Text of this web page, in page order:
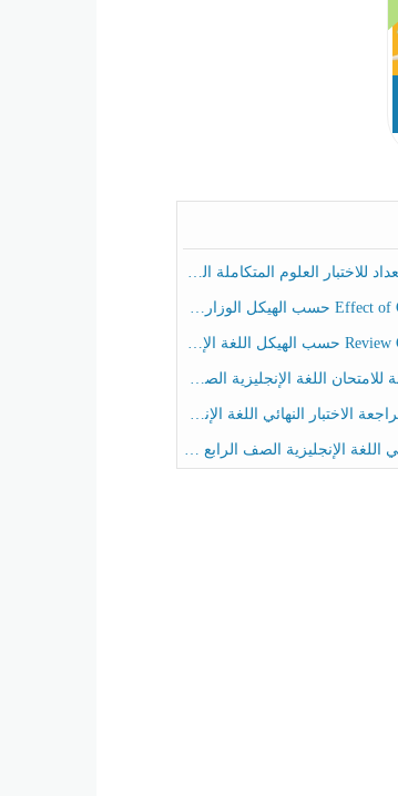
العلوم المتكاملة الصف الخامس عام الفصل الثالث
الإنجليزية الصف الخامس الفصل الثالث
اللغة الإنجليزية الصف الرابع الفصل الثالث
الإنجليزية الصف الرابع الفصل الثالث